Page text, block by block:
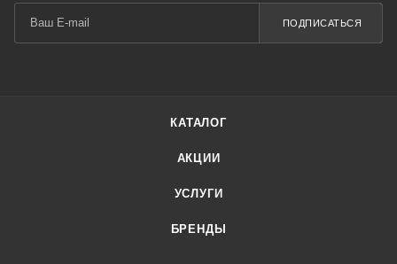
ПОДПИСАТЬСЯ
КАТАЛОГ
АКЦИИ
УСЛУГИ
БРЕНДЫ